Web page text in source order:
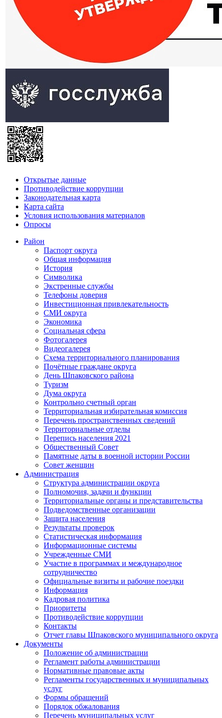
Открытые данные
Противодействие коррупции
Законодательная карта
Карта сайта
Условия использования материалов
Опросы
Район
Паспорт округа
Общая информация
История
Символика
Экстренные службы
Телефоны доверия
Инвестиционная привлекательность
СМИ округа
Экономика
Социальная сфера
Фотогалерея
Видеогалерея
Схема территориального планирования
Почётные граждане округа
День Шпаковского района
Туризм
Дума округа
Контрольно счетный орган
Территориальная избирательная комиссия
Перечень пространственных сведений
Территориальные отделы
Перепись населения 2021
Общественный Совет
Памятные даты в военной истории России
Совет женщин
Администрация
Структура администрации округа
Полномочия, задачи и функции
Территориальные органы и представительства
Подведомственные организации
Защита населения
Результаты проверок
Статистическая информация
Информационные системы
Учрежденные СМИ
Участие в программах и международное
сотрудничество
Официальные визиты и рабочие поездки
Информация
Кадровая политика
Приоритеты
Противодействие коррупции
Контакты
Отчет главы Шпаковского муниципального округа
Документы
Положение об администрации
Регламент работы администрации
Нормативные правовые акты
Регламенты государственных и муниципальных
услуг
Формы обращений
Порядок обжалования
Перечень муниципальных услуг